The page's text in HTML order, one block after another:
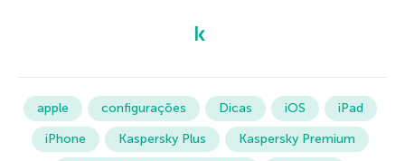
apple configurações Dicas iOS
iPad
iPhone
Kaspersky Plus
Kaspersky Premium